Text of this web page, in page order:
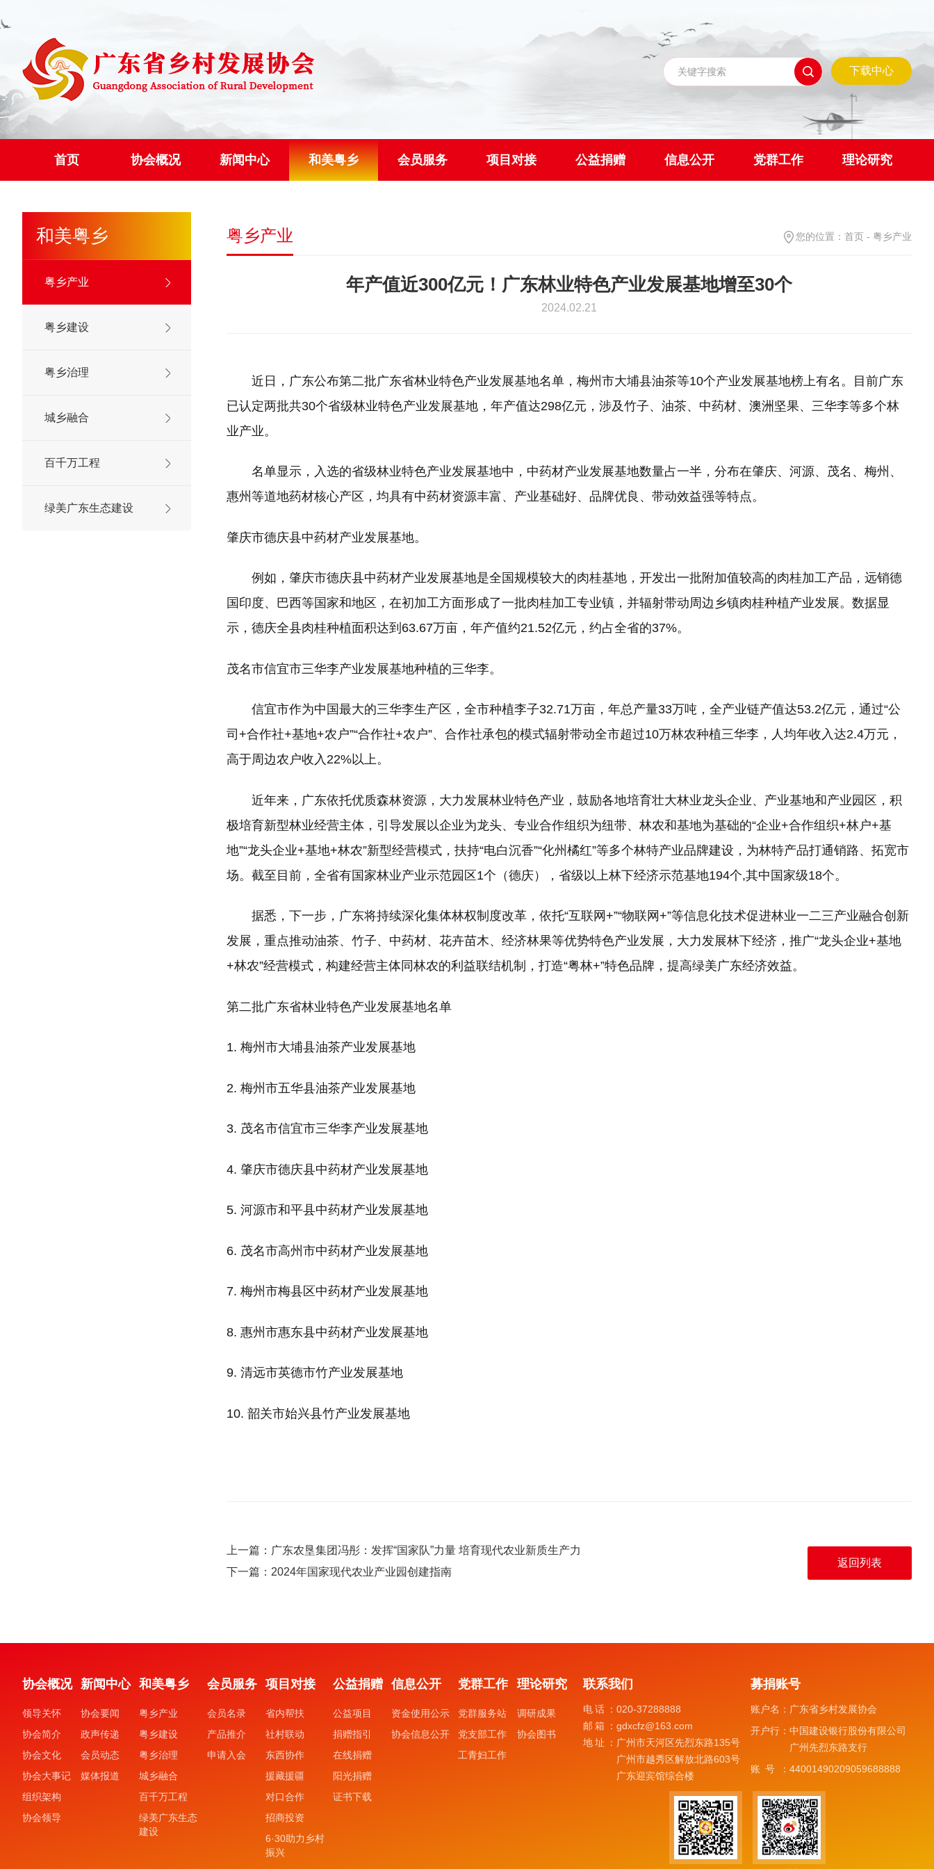
下载中心
首页 协会概况 新闻中心 和美粤乡 会员服务 项目对接 公益捐赠 信息公开 党群工作 理论研究
和美粤乡
粤乡产业
粤乡建设
粤乡治理
城乡融合
百千万工程
绿美广东生态建设
粤乡产业 您的位置： 首页 - 粤乡产业
年产值近300亿元！广东林业特色产业发展基地增至30个
2024.02.21
近日，广东公布第二批广东省林业特色产业发展基地名单，梅州市大埔县油茶等10个产业发展基地榜上有名。目前广东
已认定两批共30个省级林业特色产业发展基地，年产值达298亿元，涉及竹子、油茶、中药材、澳洲坚果、三华李等多个林
业产业。
名单显示，入选的省级林业特色产业发展基地中，中药材产业发展基地数量占一半，分布在肇庆、河源、茂名、梅州、
惠州等道地药材核心产区，均具有中药材资源丰富、产业基础好、品牌优良、带动效益强等特点。
肇庆市德庆县中药材产业发展基地。
例如，肇庆市德庆县中药材产业发展基地是全国规模较大的肉桂基地，开发出一批附加值较高的肉桂加工产品，远销德
国印度、巴西等国家和地区，在初加工方面形成了一批肉桂加工专业镇，并辐射带动周边乡镇肉桂种植产业发展。数据显
示，德庆全县肉桂种植面积达到63.67万亩，年产值约21.52亿元，约占全省的37%。
茂名市信宜市三华李产业发展基地种植的三华李。
信宜市作为中国最大的三华李生产区，全市种植李子32.71万亩，年总产量33万吨，全产业链产值达53.2亿元，通过“公
司+合作社+基地+农户”“合作社+农户”、合作社承包的模式辐射带动全市超过10万林农种植三华李，人均年收入达2.4万元，
高于周边农户收入22%以上。
近年来，广东依托优质森林资源，大力发展林业特色产业，鼓励各地培育壮大林业龙头企业、产业基地和产业园区，积
极培育新型林业经营主体，引导发展以企业为龙头、专业合作组织为纽带、林农和基地为基础的“企业+合作组织+林户+基
地”“龙头企业+基地+林农”新型经营模式，扶持“电白沉香”“化州橘红”等多个林特产业品牌建设，为林特产品打通销路、拓宽市
场。截至目前，全省有国家林业产业示范园区1个（德庆），省级以上林下经济示范基地194个,其中国家级18个。
据悉，下一步，广东将持续深化集体林权制度改革，依托“互联网+”“物联网+”等信息化技术促进林业一二三产业融合创新
发展，重点推动油茶、竹子、中药材、花卉苗木、经济林果等优势特色产业发展，大力发展林下经济，推广“龙头企业+基地
+林农”经营模式，构建经营主体同林农的利益联结机制，打造“粤林+”特色品牌，提高绿美广东经济效益。
第二批广东省林业特色产业发展基地名单
1. 梅州市大埔县油茶产业发展基地
2. 梅州市五华县油茶产业发展基地
3. 茂名市信宜市三华李产业发展基地
4. 肇庆市德庆县中药材产业发展基地
5. 河源市和平县中药材产业发展基地
6. 茂名市高州市中药材产业发展基地
7. 梅州市梅县区中药材产业发展基地
8. 惠州市惠东县中药材产业发展基地
9. 清远市英德市竹产业发展基地
10. 韶关市始兴县竹产业发展基地
返回列表
上一篇：广东农垦集团冯彤：发挥“国家队”力量 培育现代农业新质生产力
下一篇：2024年国家现代农业产业园创建指南
协会概况
领导关怀
协会简介
协会文化
协会大事记
组织架构
协会领导
新闻中心
协会要闻
政声传递
会员动态
媒体报道
和美粤乡
粤乡产业
粤乡建设
粤乡治理
城乡融合
百千万工程
绿美广东生态
建设
会员服务
会员名录
产品推介
申请入会
项目对接
省内帮扶
社村联动
东西协作
援藏援疆
对口合作
招商投资
6·30助力乡村
振兴
公益捐赠
公益项目
捐赠指引
在线捐赠
阳光捐赠
证书下载
信息公开
资金使用公示
协会信息公开
党群工作
党群服务站
党支部工作
工青妇工作
理论研究
调研成果
协会图书
联系我们
电话：020-37288888
邮箱：gdxcfz@163.com
地址： 广州市天河区先烈东路135号
广州市越秀区解放北路603号
广东迎宾馆综合楼
募捐账号
账户名： 广东省乡村发展协会
开户行：中国建设银行股份有限公司
广州先烈东路支行
账号：44001490209059688888